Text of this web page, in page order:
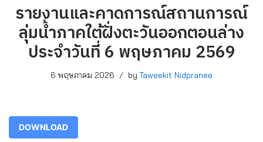
รายงานและคาดการณ์สถานการณ์
ลุ่มน้ำภาคใต้ฝั่งตะวันออกตอนล่าง
ประจำวันที่ 6 พฤษภาคม 2569
6 พฤษภาคม 2026 by Taweekit Nidpranee
DOWNLOAD